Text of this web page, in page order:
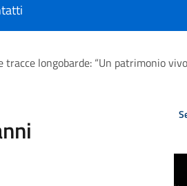
longobarde: “Un patrimonio